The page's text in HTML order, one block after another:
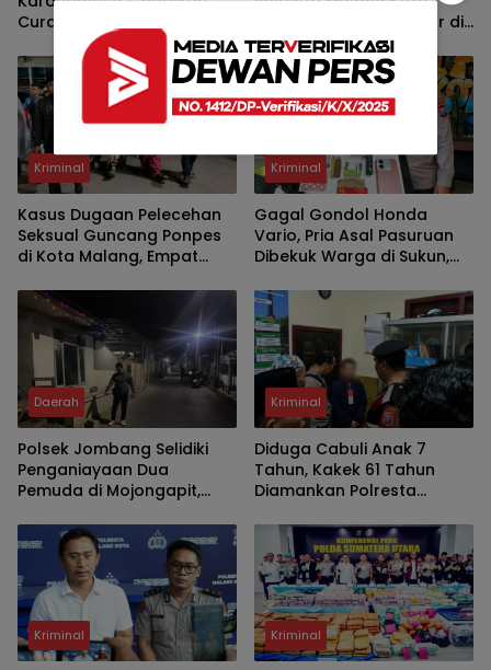
Curanmor, Motor Trail
Korban Kembali dalam
Hitungan Jam
Bekuk Pelaku Curanmor di
Kawasan Kos, Motor
Pelajar Asal Sumenep
Berhasil Diamankan
Kriminal
Kasus Dugaan Pelecehan
Seksual Guncang Ponpes
di Kota Malang, Empat
Guru Ngaji ke Polisi
Kriminal
Gagal Gondol Honda
Vario, Pria Asal Pasuruan
Dibekuk Warga di Sukun,
Sabu dan Kunci T
Daerah
Polsek Jombang Selidiki
Penganiayaan Dua
Pemuda di Mojongapit,
Kriminal
Diduga Cabuli Anak 7
Tahun, Kakek 61 Tahun
Diamankan Polresta
Kriminal Kriminal